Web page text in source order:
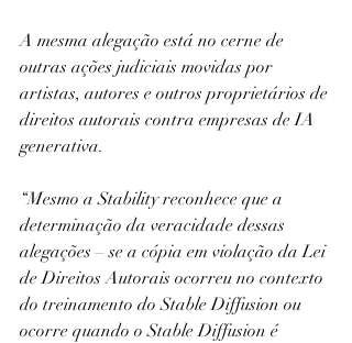
A mesma alegação está no cerne de
outras ações judiciais movidas por
artistas, autores e outros proprietários de
direitos autorais contra empresas de IA
generativa.
“Mesmo a Stability reconhece que a
determinação da veracidade dessas
alegações – se a cópia em violação da Lei
de Direitos Autorais ocorreu no contexto
do treinamento do Stable Diffusion ou
ocorre quando o Stable Diffusion é